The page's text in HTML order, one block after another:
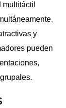
y
pueden